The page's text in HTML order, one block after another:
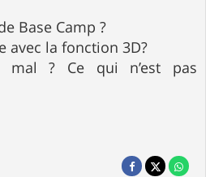
Base Camp ?
avec la fonction 3D?
mal ? Ce qui n’est pas